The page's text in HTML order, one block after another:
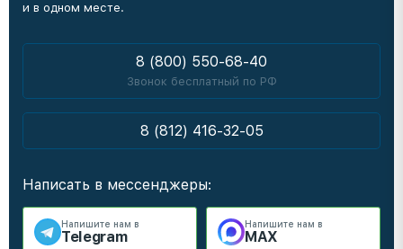
и в одном месте.
8 (800) 550-68-40
Звонок бесплатный по РФ
8 (812) 416-32-05
Написать в мессенджеры:
Напишите нам в
Telegram
Напишите нам в
MAX